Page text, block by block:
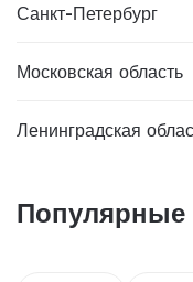
Санкт-Петербург
Московская область
Ленинградская
Популярные